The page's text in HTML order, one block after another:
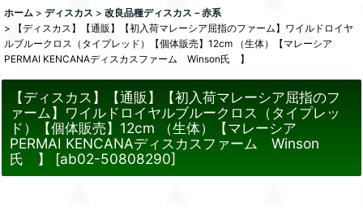
ホーム > ディスカス > 改良品種ディスカス－赤系
>
【ディスカス】【通販】【初入荷マレーシア屈指のファーム】ワイルドロイヤ
ルブルークロス（タイプレッド）【個体販売】12cm （生体）【マレーシア
PERMAI KENCANAディスカスファーム Winson氏 】
【ディスカス】【通販】【初入荷マレーシア屈指のフ
ァーム】ワイルドロイヤルブルークロス（タイプレッ
ド）【個体販売】12cm （生体）【マレーシア
PERMAI KENCANAディスカスファーム Winson
氏 】
[ab02-50808290]